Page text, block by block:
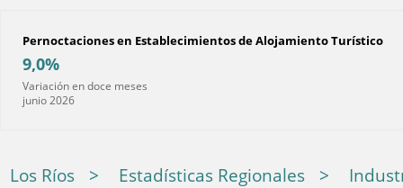
Pernoctaciones en Establecimientos de Alojamiento Turístico
9,0%
Variación en doce meses
junio 2026
Los Ríos Estadísticas Regionales